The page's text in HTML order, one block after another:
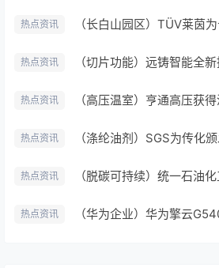
热点资讯
热点资讯 （切片功能）远铸智能全
热点资讯 （高压温室）亨通高压获
热点资讯
热点资讯
热点资讯